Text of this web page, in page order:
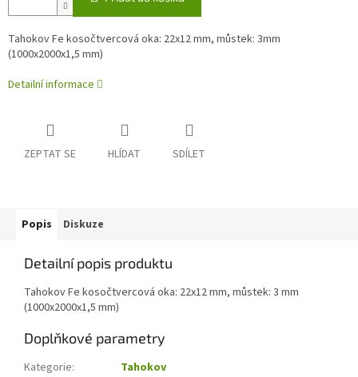
Tahokov Fe kosočtvercová oka: 22x12 mm, můstek: 3mm
(1000x2000x1,5 mm)
Detailní informace
ZEPTAT SE HLÍDAT SDÍLET
Popis Diskuze
Detailní popis produktu
Tahokov Fe kosočtvercová oka: 22x12 mm, můstek: 3 mm
(1000x2000x1,5 mm)
Doplňkové parametry
Kategorie:
Tahokov